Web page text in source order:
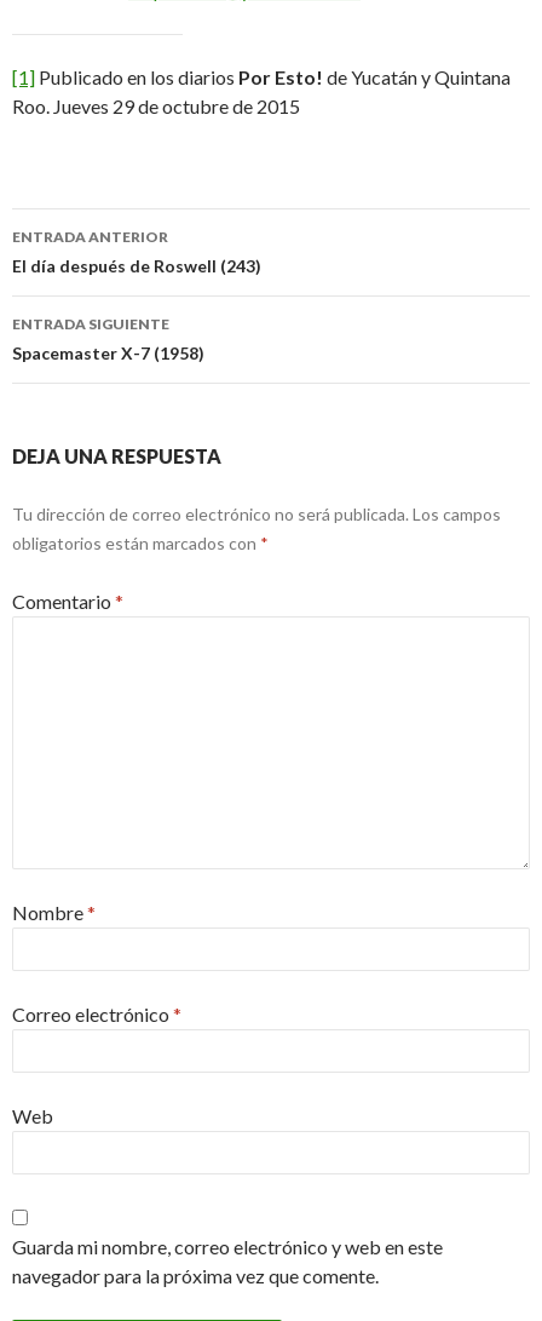
[1] Publicado en los diarios Por Esto! de Yucatán y Quintana
Roo. Jueves 29 de octubre de 2015
Navegación
de
entradas
ENTRADA ANTERIOR
El día después de Roswell (243)
ENTRADA SIGUIENTE
Spacemaster X-7 (1958)
DEJA UNA RESPUESTA
Tu dirección de correo electrónico no será publicada. Los campos
obligatorios están marcados con *
Comentario *
Nombre*
Correo electrónico *
Web
Guarda mi nombre, correo electrónico y web en este
navegador para la próxima vez que comente.